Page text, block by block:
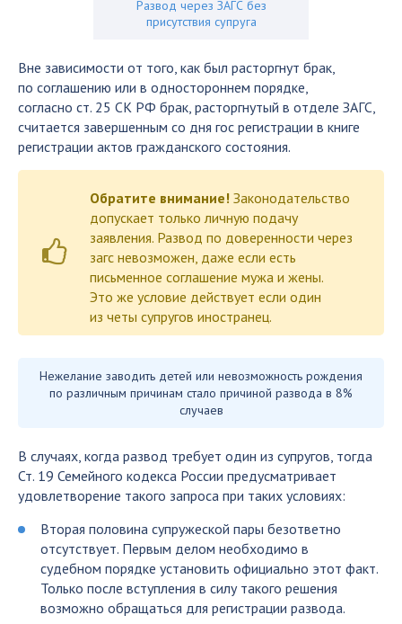
Развод через ЗАГС без
присутствия супруга
Вне зависимости от того, как был расторгнут брак,
по соглашению или в одностороннем порядке,
согласно ст. 25 СК РФ брак, расторгнутый в отделе ЗАГС,
считается завершенным со дня гос регистрации в книге
регистрации актов гражданского состояния.
Обратите внимание! Законодательство
допускает только личную подачу
заявления. Развод по доверенности через
загс невозможен, даже если есть
письменное соглашение мужа и жены.
Это же условие действует если один
из четы супругов иностранец.
Нежелание заводить детей или невозможность рождения
по различным причинам стало причиной развода в 8%
случаев
В случаях, когда развод требует один из супругов, тогда
Ст. 19 Семейного кодекса России предусматривает
удовлетворение такого запроса при таких условиях:
Вторая половина супружеской пары безответно
отсутствует. Первым делом необходимо в
судебном порядке установить официально этот факт.
Только после вступления в силу такого решения
возможно обращаться для регистрации развода.